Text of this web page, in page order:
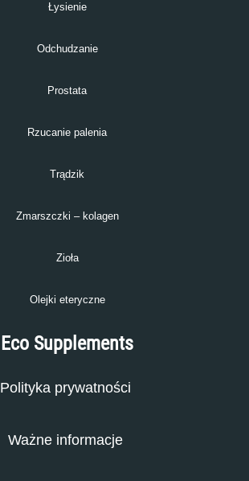
Łysienie
Odchudzanie
Prostata
Rzucanie palenia
Trądzik
Zmarszczki – kolagen
Zioła
Olejki eteryczne
Eco Supplements
Polityka prywatności
Ważne informacje